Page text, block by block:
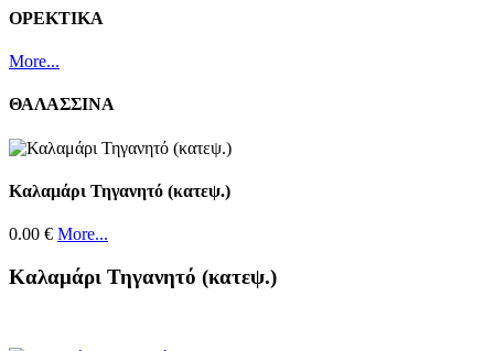
ΟΡΕΚΤΙΚΑ
More...
ΘΑΛΑΣΣΙΝΑ
Καλαμάρι Τηγανητό (κατεψ.)
0.00 € More...
Καλαμάρι Τηγανητό (κατεψ.)